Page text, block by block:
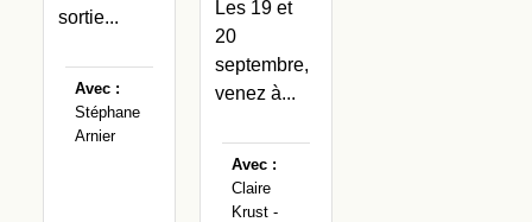
sortie...
Avec :
Stéphane
Arnier
Les 19 et
20
septembre,
venez à...
Avec :
Claire
Krust -